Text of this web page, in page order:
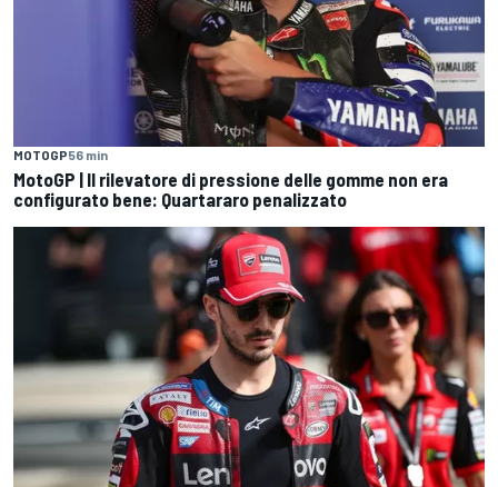
MOTOGP56 min
MotoGP | Il rilevatore di pressione delle gomme non era
configurato bene: Quartararo penalizzato